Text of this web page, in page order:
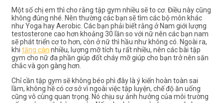
Một số chị em thì cho rằng tập gym nhiều sẽ to cơ. Điều này cũng
không đúng nhé. Nên thường các bạn sẽ tìm các bộ môn khác
như Yoga hay Aerobic. Các bạn phải biết rằng ở Nam giới lượng
testosterone cao hơn khoảng 30 lần so với nữ nên các bạn nam
sẽ phát triển cơ to hơn, còn ở nữ thì hầu như không có. Ngoài ra,
khi tăng cân nhiều, lượng mỡ tích tụ rất nhiều, nên các bài tập
gym cho nữ đa phần giúp đốt cháy mỡ giúp cho bạn trở nên săn
chắc và gọn gàng hơn.
Chỉ cần tập gym sẽ không béo phì đây là ý kiến hoàn toàn sai
lầm, không hề có cơ sở vì ngoài việc tập luyện, chế độ ăn uống
cũng vô cùng quan trọng. Nó chịu sự ảnh hưởng của môi trường